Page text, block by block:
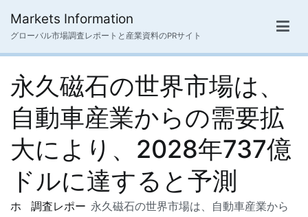
ス
Markets Information
グローバル市場調査レポートと産業資料のPRサイト
永久磁石の世界市場は、
自動車産業からの需要拡
大により、2028年737億
ドルに達すると予測
ホ
調査レポー 永久磁石の世界市場は、自動車産業から